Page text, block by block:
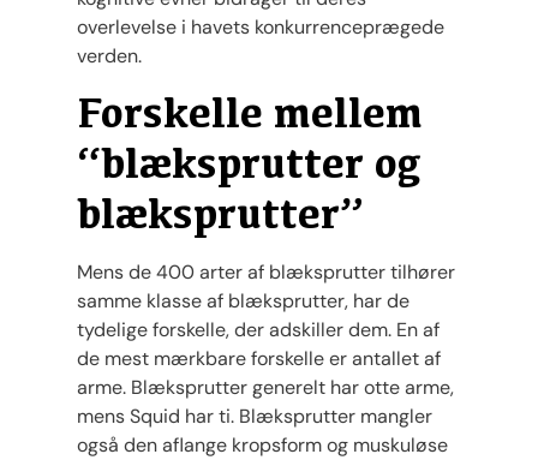
overlevelse i havets konkurrenceprægede
verden.
Forskelle mellem
“blæksprutter og
blæksprutter”
Mens de 400 arter af blæksprutter tilhører
samme klasse af blæksprutter, har de
tydelige forskelle, der adskiller dem. En af
de mest mærkbare forskelle er antallet af
arme. Blæksprutter generelt har otte arme,
mens Squid har ti. Blæksprutter mangler
også den aflange kropsform og muskuløse